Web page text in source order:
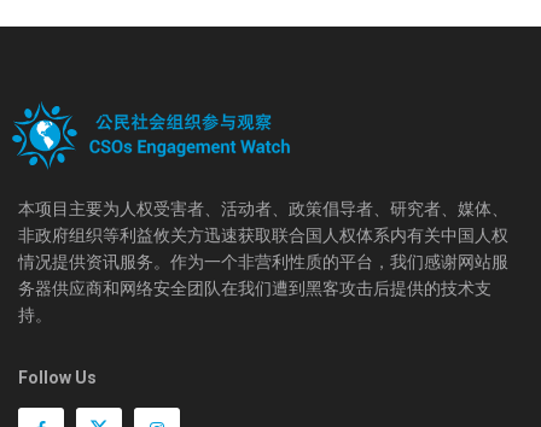
本项目主要为人权受害者、活动者、政策倡导者、研究者、媒体、
非政府组织等利益攸关方迅速获取联合国人权体系内有关中国人权
情况提供资讯服务。作为一个非营利性质的平台，我们感谢网站服
务器供应商和网络安全团队在我们遭到黑客攻击后提供的技术支
持。
Follow Us